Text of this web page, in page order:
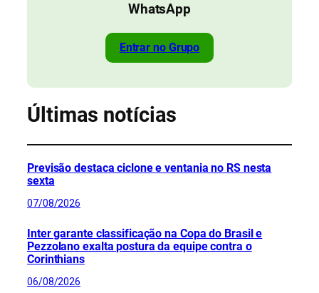
WhatsApp
Entrar no Grupo
Últimas notícias
Previsão destaca ciclone e ventania no RS nesta
sexta
07/08/2026
Inter garante classificação na Copa do Brasil e
Pezzolano exalta postura da equipe contra o
Corinthians
06/08/2026